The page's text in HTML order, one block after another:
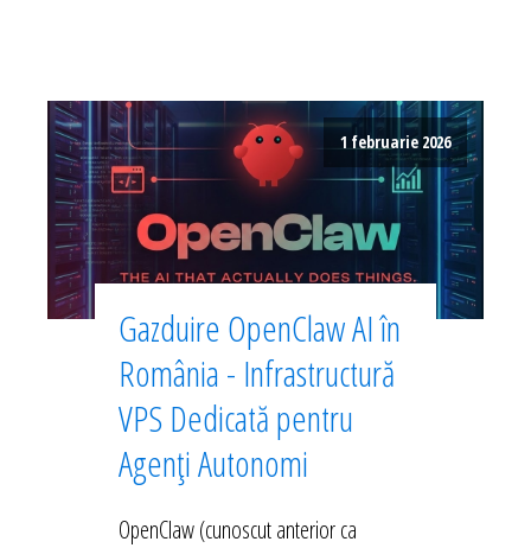
1 februarie 2026
Gazduire OpenClaw AI în
România - Infrastructură
VPS Dedicată pentru
Agenți Autonomi
OpenClaw (cunoscut anterior ca